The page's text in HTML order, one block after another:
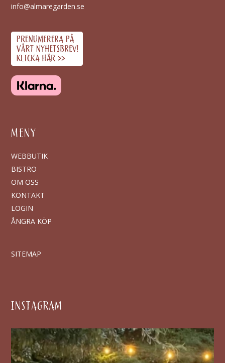
info@almaregarden.se
MENY
WEBBUTIK
BISTRO
OM OSS
KONTAKT
LOGIN
ÅNGRA KÖP
SITEMAP
INSTAGRAM